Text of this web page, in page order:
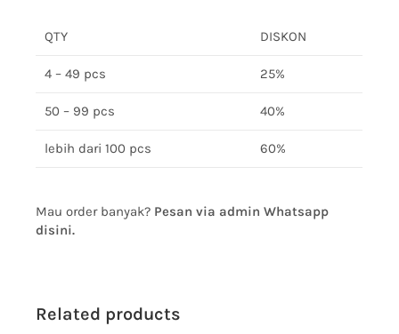
QTY DISKON
4 – 49 pcs 25%
50 – 99 pcs 40%
lebih dari 100 pcs 60%
Mau order banyak? Pesan via admin Whatsapp
disini.
Related products